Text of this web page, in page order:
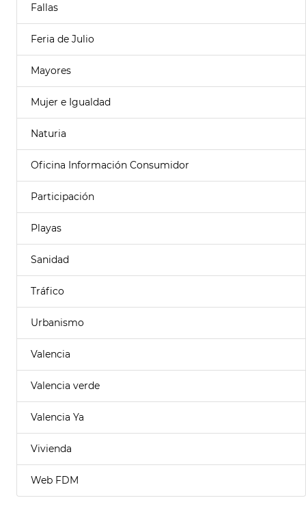
Fallas
Feria de Julio
Mayores
Mujer e Igualdad
Naturia
Oficina Información Consumidor
Participación
Playas
Sanidad
Tráfico
Urbanismo
Valencia
Valencia verde
Valencia Ya
Vivienda
Web FDM